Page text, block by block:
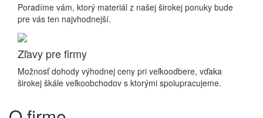
Poradíme vám, ktorý materiál z našej širokej ponuky bude
pre vás ten najvhodnejší.
Zľavy pre firmy
Možnosť dohody výhodnej ceny pri veľkoodbere, vďaka
širokej škále veľkoobchodov s ktorými spolupracujeme.